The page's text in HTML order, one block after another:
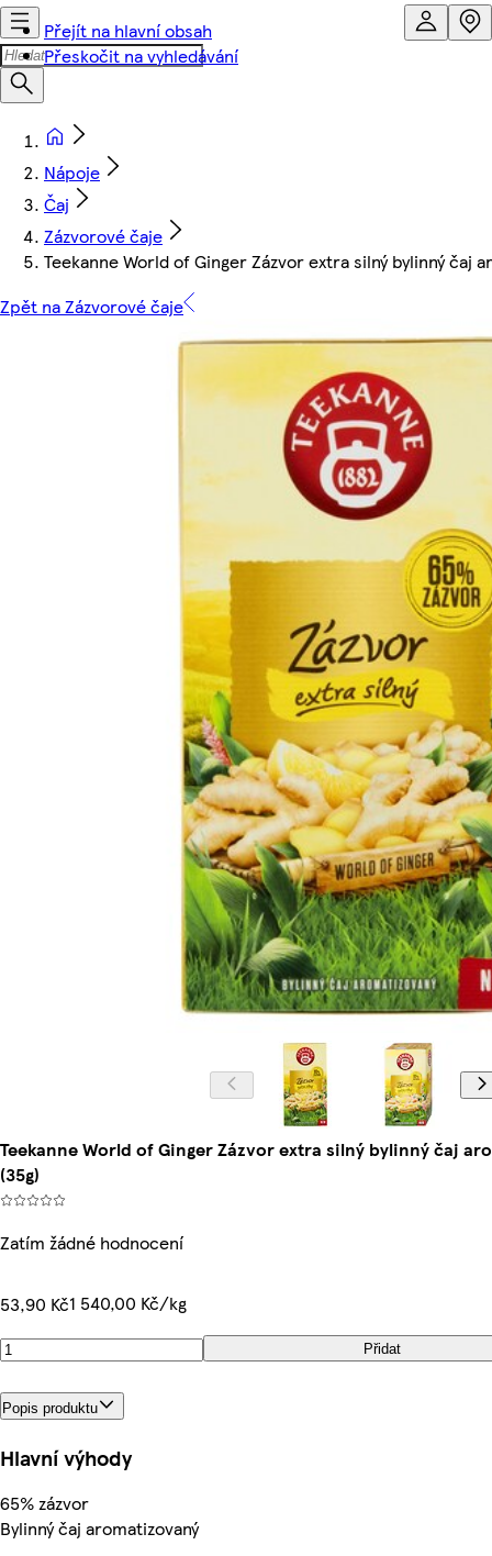
Přejít na hlavní obsah
Přeskočit na vyhledávání
Nápoje
Čaj
Zázvorové čaje
Teekanne World of Ginger Zázvor extra silný bylinný čaj
Zpět na Zázvorové čaje
Teekanne World of Ginger Zázvor extra silný bylinný čaj
(35g)
Zatím žádné hodnocení
53,90 Kč1 540,00 Kč/kg
Přidat
Popis produktu
Hlavní výhody
65% zázvor
Bylinný čaj aromatizovaný